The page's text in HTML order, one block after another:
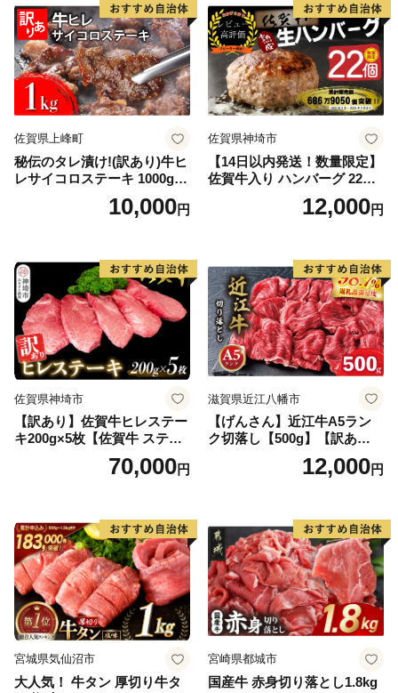
佐賀県上峰町
秘伝のタレ漬け!(訳あり)牛ヒ
レサイコロステーキ 1000g
10,000円
佐賀県神埼市
【14日以内発送！数量限定】
佐賀牛入り ハンバーグ 22個
2.6kg(120g×22個)【佐賀牛
黒毛和牛 ブランド牛 九州 ハ
気】(H083106)
12,000円
佐賀県神埼市
【訳あり】佐賀牛ヒレステー
キ200g×5枚【佐賀牛 ステー
キ ブランド肉 ヒレ肉 フィレ
肉 ジューシー ヘルシー】(H0
70,000円
滋賀県近江八幡市
【げんさん】近江牛A5ラン
ク切落し【500g】【訳あり】
12,000円
宮城県気仙沼市
大人気！ 牛タン 厚切り牛タ
宮崎県都城市
国産牛 赤身切り落とし1.8kg